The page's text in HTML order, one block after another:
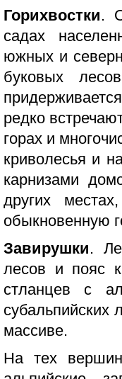
Горихвостки.
садах
южных и
буковых
редко
горах и
криволесья и
карнизами
других
обыкновенную
Завирушки.
лесов и пояс
стланцев с
субальпийских
массиве.
На тех